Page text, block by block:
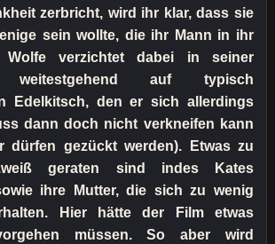
zerbricht, wird ihr klar, dass sie
sein wollte, die ihr Mann in ihr
Wolfe verzichtet dabei in seiner
weitestgehend auf typisch
Edelkitsch, den er sich allerdings
dann doch nicht verkneifen kann
dürfen gezückt werden). Etwas zu
geraten sind indes Kates
ihre Mutter, die sich zu wenig
Hier hätte der Film etwas
müssen. So aber wird